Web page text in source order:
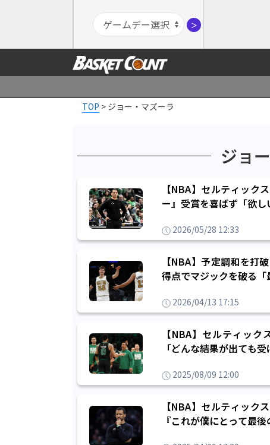
＞
TOP > ジョー・マズーラ
ジョ
【NBA】セルティック
ー』受賞を喜ばず「欲し
2026/05/28 12:33
【NBA】予定調和を打
得点でマジックを破る「
2026/04/13 17:15
【NBA】セルティッ
「どんな結果が出ても
2025/08/09 12:00
【NBA】セルティック
『これが僕にとって最